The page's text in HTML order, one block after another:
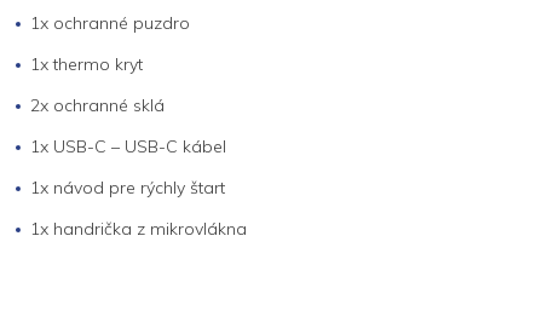
1x ochranné puzdro
1x thermo kryt
2x ochranné sklá
1x USB-C – USB-C kábel
1x návod pre rýchly štart
1x handrička z mikrovlákna